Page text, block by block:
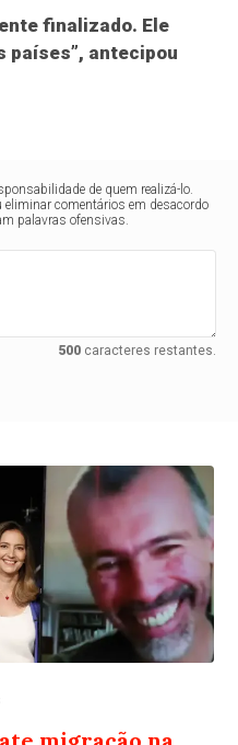
finalizado. Ele
países”, antecipou
de quem realizá-lo.
eliminar comentários em desacordo
palavras ofensivas.
500caracteres restantes.